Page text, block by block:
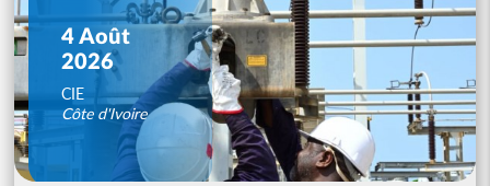
4 Août
2026
CIE
Côte d'Ivoire